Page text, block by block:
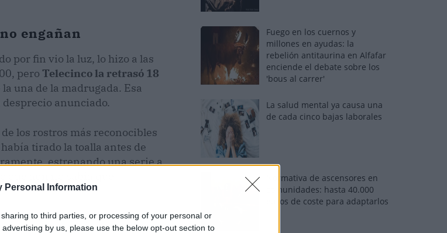
Personal Information
to third parties, or processing of your personal or
by us, please use the below opt-out section to
engañan
por fin vio la luz, lo hizo a las
pero Telecinco la retrasó 18
una de la madrugada. Esa
anunciado.
los rostros más reconocibles
tirado la toalla antes de
estrenando una serie a
que aún no sabía que
Fuego en los cuernos y
millones en ayudas: la
rebelión antitaurina en Alfafar
enciende el debate sobre los
'bous al carrer'
La salud mental ya causa una
de cada cinco bajas laborales
Normativa de ascensores en
comunidades: hasta 40.000
euros de coste para adaptarlos